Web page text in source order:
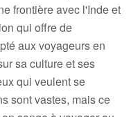
frontière avec l'Inde et
qui offre de
aux voyageurs en
sa culture et ses
qui veulent se
sont vastes, mais ce